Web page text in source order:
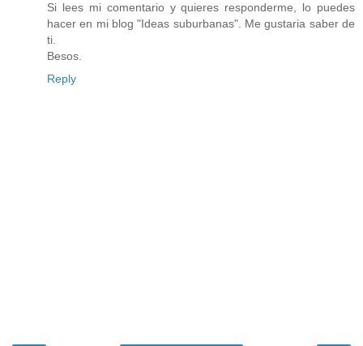
Si lees mi comentario y quieres responderme, lo puedes
hacer en mi blog "Ideas suburbanas". Me gustaria saber de
ti.
Besos.
Reply